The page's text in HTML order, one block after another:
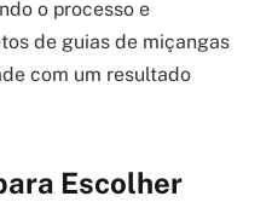
o processo e
de guias de miçangas
com um resultado
Escolher